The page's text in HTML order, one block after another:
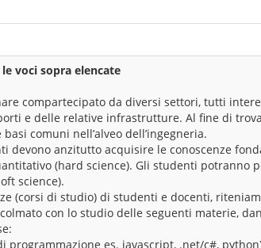
voci sopra elencate
compartecipato da diversi settori, tutti
e delle relative infrastrutture. Al fine di
comuni nell’alveo dell’ingegneria.
devono anzitutto acquisire le conoscenze
(hard science). Gli studenti potranno
science).
(corsi di studio) di studenti e docenti,
con lo studio delle seguenti materie,
es. javascript, .net/c#,